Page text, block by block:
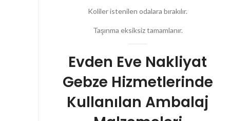
Koliler istenilen odalara bırakılır.
Taşınma eksiksiz tamamlanır.
Evden Eve Nakliyat
Gebze Hizmetlerinde
Kullanılan Ambalaj